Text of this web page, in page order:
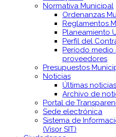
Normativa Municipal
Ordenanzas
Reglamentos
Planeamiento
Perfil del
Período
proveedores
Presupuestos
Noticias
Últimas noticias
Archivo de
Portal de
Sede electrónica
Sistema de
(Visor SIT)